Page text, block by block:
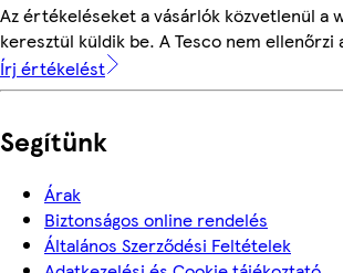
Az értékeléseket a vásárlók közvetlenül a
keresztül küldik be. A Tesco nem
Írj értékelést
Segítünk
Árak
Biztonságos online rendelés
Általános Szerződési Feltételek